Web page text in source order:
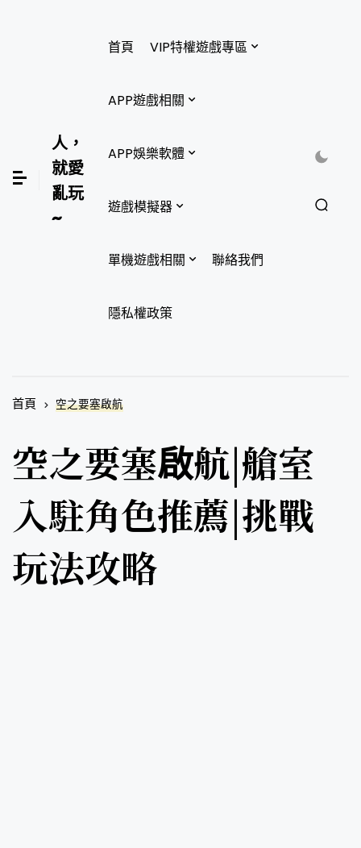
人，
就愛
亂玩
~
首頁 VIP特權遊戲專區
APP遊戲相關
APP娛樂軟體
遊戲模擬器
單機遊戲相關 聯絡我們
隱私權政策
首頁 空之要塞啟航
空之要塞啟航|艙室
入駐角色推薦|挑戰
玩法攻略